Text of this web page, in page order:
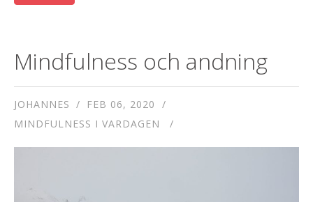
Mindfulness och andning
JOHANNES
FEB 06, 2020
MINDFULNESS I VARDAGEN